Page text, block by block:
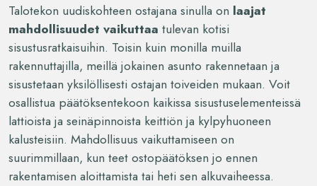
Talotekon uudiskohteen ostajana sinulla on laajat
mahdollisuudet vaikuttaa tulevan kotisi
sisustusratkaisuihin. Toisin kuin monilla muilla
rakennuttajilla, meillä jokainen asunto rakennetaan ja
sisustetaan yksilöllisesti ostajan toiveiden mukaan. Voit
osallistua päätöksentekoon kaikissa sisustuselementeissä
lattioista ja seinäpinnoista keittiön ja kylpyhuoneen
kalusteisiin. Mahdollisuus vaikuttamiseen on
suurimmillaan, kun teet ostopäätöksen jo ennen
rakentamisen aloittamista tai heti sen alkuvaiheessa.